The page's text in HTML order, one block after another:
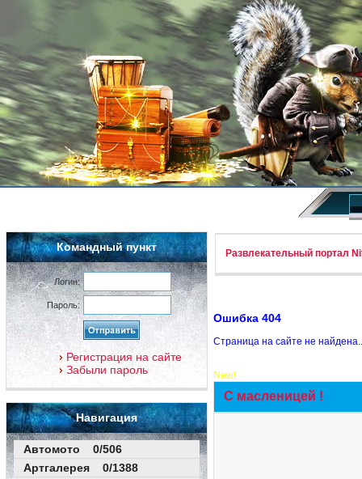
Командный пункт
Логин:
Пароль:
Регистрация на сайте
Забыли пароль
Навигация
Автомото 0/506
Артгалерея 0/1388
Развлекательный портал
Ошибка 404
Страница на сайте не
New!
С масленицей !